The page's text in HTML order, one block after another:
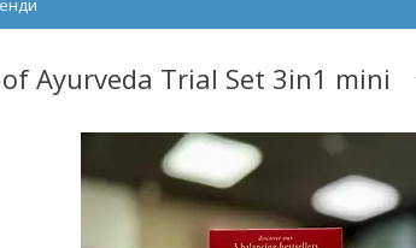
Ayurveda Trial Set 3in1 mini